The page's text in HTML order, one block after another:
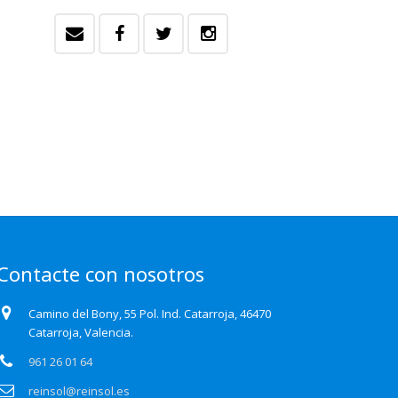
con nosotros
Camino del Bony, 55 Pol. Ind. Catarroja, 46470
Catarroja, Valencia.
961 26 01 64
reinsol@reinsol.es